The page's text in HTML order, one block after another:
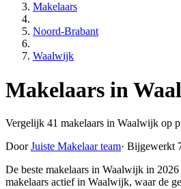
Makelaars
Noord-Brabant
Waalwijk
Makelaars in
Vergelijk 41 makelaars in Waalwijk op
DoorJuiste Makelaar team· Bijgewerkt
De beste makelaars in Waalwijk in
makelaars actief in Waalwijk, waar de